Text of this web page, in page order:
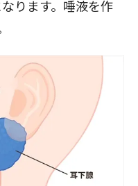
ります。唾液を作